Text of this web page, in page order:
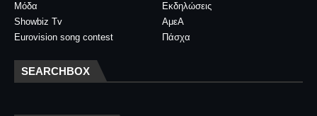
Μόδα
Εκδηλώσεις
Showbiz Tv
ΑμεΑ
Eurovision song contest
Πάσχα
SEARCHBOX